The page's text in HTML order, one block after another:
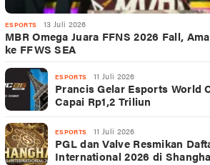
ESPORTS 13 Juli 2026
MBR Omega Juara FFNS 2026 Fall,
ke FFWS SEA
ESPORTS 11 Juli 2026
Prancis Gelar Esports World
Capai Rp1,2 Triliun
ESPORTS 11 Juli 2026
PGL dan Valve Resmikan
International 2026 di